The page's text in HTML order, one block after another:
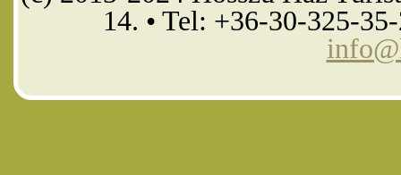
14. • Tel: +36-30-325-